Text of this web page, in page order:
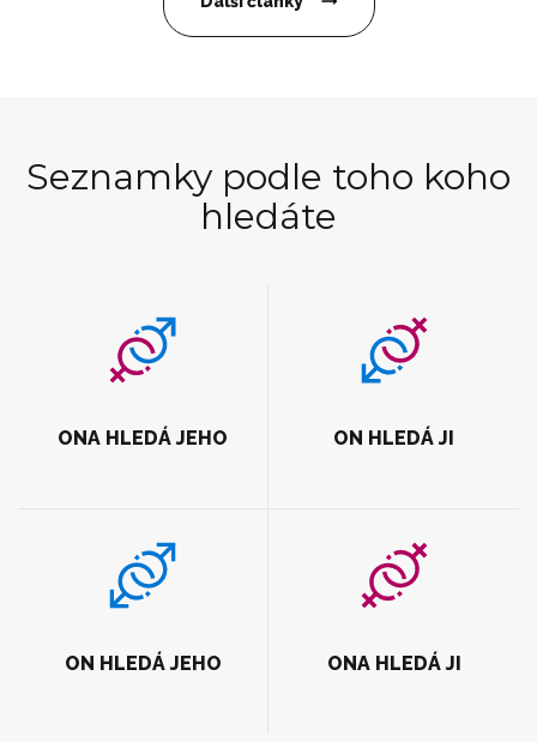
Seznamky podle toho koho
hledáte
ONA HLEDÁ JEHO ON HLEDÁ JI
ON HLEDÁ JEHO ONA HLEDÁ JI